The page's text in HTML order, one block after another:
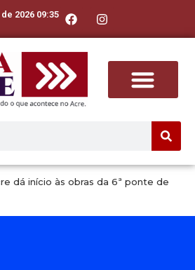
2026 09:35
dá início às obras da 6ª ponte de